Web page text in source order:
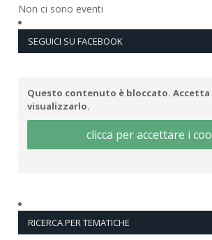
Non ci sono eventi
SEGUICI SU FACEBOOK
Questo contenuto è bloccato. Accetta
visualizzarlo.
clicca per accettare i
RICERCA PER TEMATICHE